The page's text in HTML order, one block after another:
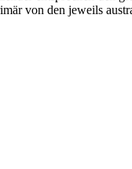
von den jeweils